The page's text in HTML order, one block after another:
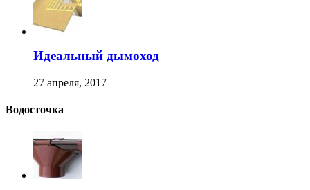
Идеальный дымоход
27 апреля, 2017
Водосточка